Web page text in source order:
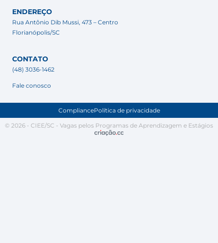
ENDEREÇO
Rua Antônio Dib Mussi, 473 – Centro
Florianópolis/SC
CONTATO
(48) 3036-1462
Fale conosco
CompliancePolítica de privacidade
© 2026 - CIEE/SC - Vagas pelos Programas de Aprendizagem e Estágios